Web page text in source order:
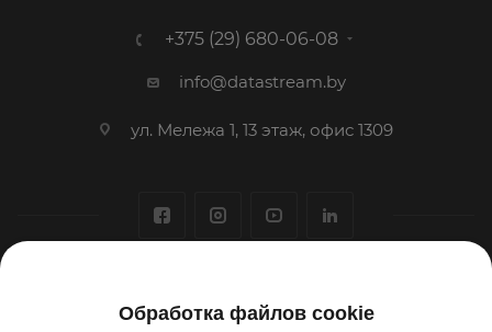
+375 (29) 680-06-08
info@datastream.by
ул. Мележа 1, 13 этаж, офис 1309